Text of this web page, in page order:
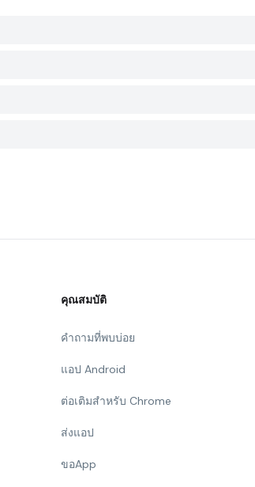
คุณสมบัติ
คำถามที่พบบ่อย
แอป Android
ต่อเติมสำหรับ Chrome
ส่งแอป
ขอApp